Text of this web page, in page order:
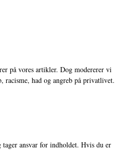
på vores artikler. Dog modererer vi
racisme, had og angreb på privatlivet.
ansvar for indholdet. Hvis du er